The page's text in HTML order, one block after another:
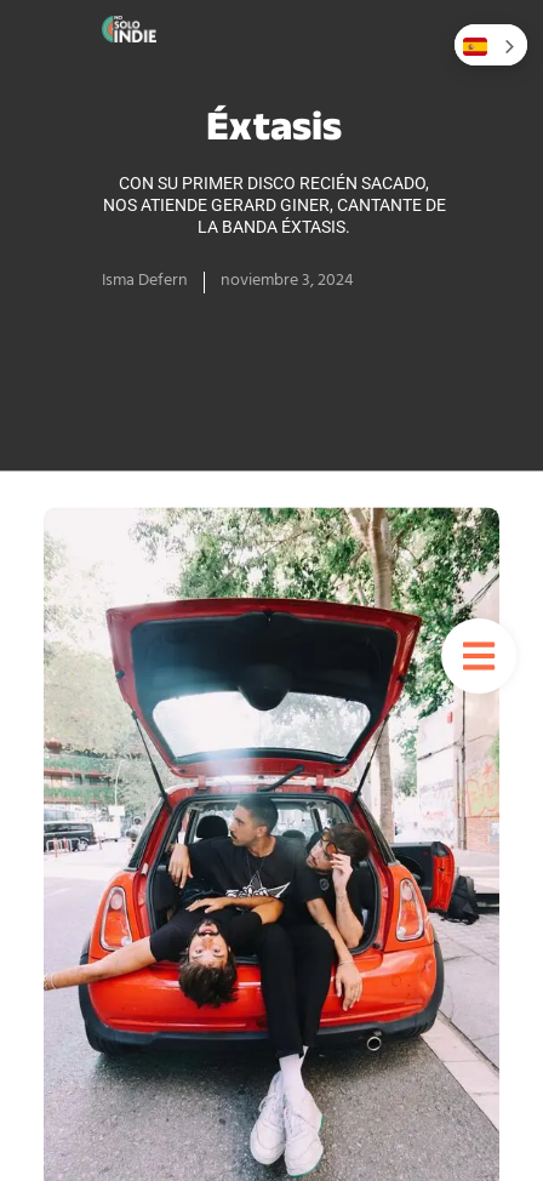
Éxtasis
CON SU PRIMER DISCO RECIÉN SACADO,
NOS ATIENDE GERARD GINER, CANTANTE DE
LA BANDA ÉXTASIS.
Isma Defern noviembre 3, 2024